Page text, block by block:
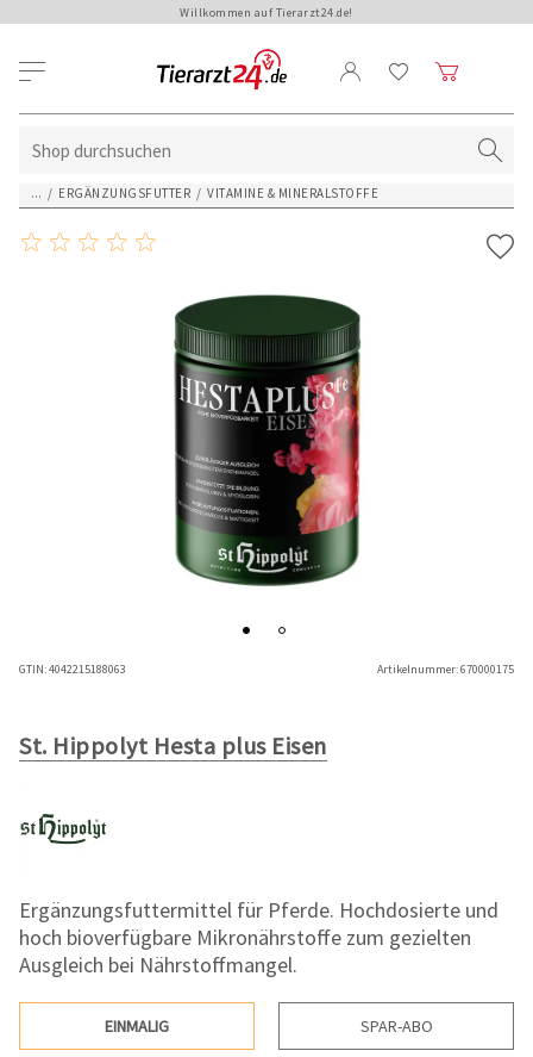
Willkommen auf Tierarzt24.de!
... / ERGÄNZUNGSFUTTER / VITAMINE & MINERALSTOFFE
GTIN:4042215188063 Artikelnummer:670000175
St. Hippolyt Hesta plus Eisen
Ergänzungsfuttermittel für Pferde. Hochdosierte und
hoch bioverfügbare Mikronährstoffe zum gezielten
Ausgleich bei Nährstoffmangel.
EINMALIG SPAR-ABO